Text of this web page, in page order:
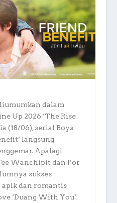
dalam
Up 2026 ‘The Rise
(18/06), serial Boys
langsung
Apalagi
Wanchipit dan Por
sukses
dan romantis
‘Duang With You’.